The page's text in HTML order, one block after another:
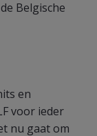
Belgische
en
voor ieder
nu gaat om